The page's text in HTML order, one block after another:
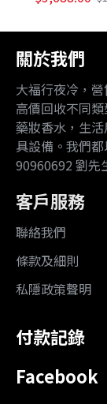
關於我們
大福行夜冷，
高價回收不同
藥妝香水，生
具設備。我們
90960692 劉先
客戶服務
聯絡我們
條款及細則
私隱政策聲明
付款記錄
Facebook